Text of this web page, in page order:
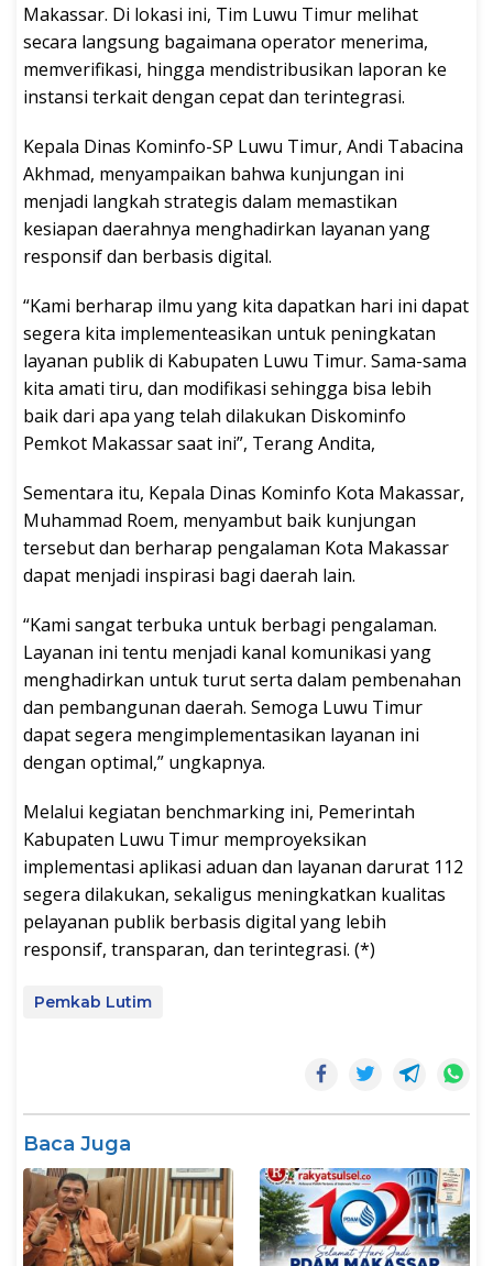
Makassar. Di lokasi ini, Tim Luwu Timur melihat
secara langsung bagaimana operator menerima,
memverifikasi, hingga mendistribusikan laporan ke
instansi terkait dengan cepat dan terintegrasi.
Kepala Dinas Kominfo-SP Luwu Timur, Andi Tabacina
Akhmad, menyampaikan bahwa kunjungan ini
menjadi langkah strategis dalam memastikan
kesiapan daerahnya menghadirkan layanan yang
responsif dan berbasis digital.
“Kami berharap ilmu yang kita dapatkan hari ini dapat
segera kita implementeasikan untuk peningkatan
layanan publik di Kabupaten Luwu Timur. Sama-sama
kita amati tiru, dan modifikasi sehingga bisa lebih
baik dari apa yang telah dilakukan Diskominfo
Pemkot Makassar saat ini”, Terang Andita,
Sementara itu, Kepala Dinas Kominfo Kota Makassar,
Muhammad Roem, menyambut baik kunjungan
tersebut dan berharap pengalaman Kota Makassar
dapat menjadi inspirasi bagi daerah lain.
“Kami sangat terbuka untuk berbagi pengalaman.
Layanan ini tentu menjadi kanal komunikasi yang
menghadirkan untuk turut serta dalam pembenahan
dan pembangunan daerah. Semoga Luwu Timur
dapat segera mengimplementasikan layanan ini
dengan optimal,” ungkapnya.
Melalui kegiatan benchmarking ini, Pemerintah
Kabupaten Luwu Timur memproyeksikan
implementasi aplikasi aduan dan layanan darurat 112
segera dilakukan, sekaligus meningkatkan kualitas
pelayanan publik berbasis digital yang lebih
responsif, transparan, dan terintegrasi. (*)
Pemkab Lutim
Baca Juga